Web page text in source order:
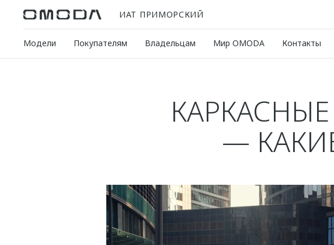
ИАТ ПРИМОРСКИЙ
Модели Покупателям Владельцам Мир OMODA Контакты
—